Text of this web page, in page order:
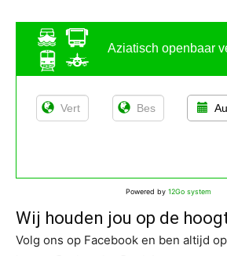
Aziatisch openbaar
Powered by 12Go system
Wij houden jou op de
Volg ons op Facebook en ben altijd